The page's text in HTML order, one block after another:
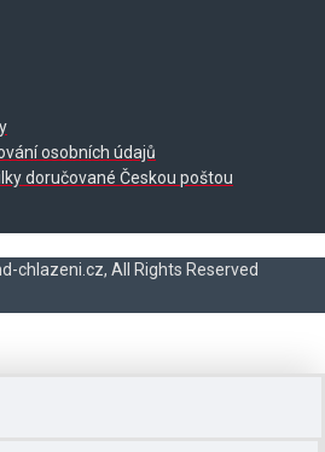
osobních údajů
doručované Českou poštou
chlazeni.cz, All Rights Reserved